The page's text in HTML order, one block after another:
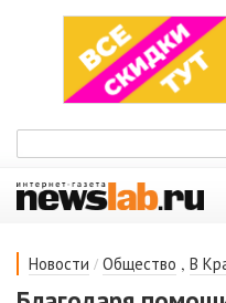
Новости / Общество , В